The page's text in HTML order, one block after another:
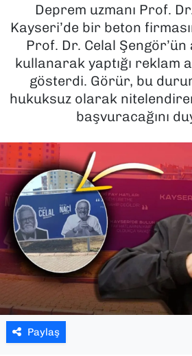
Deprem uzmanı Prof.
Kayseri’de bir beton
Prof. Dr. Celal Şengör’ün
kullanarak yaptığı reklam
gösterdi. Görür, bu
hukuksuz olarak
başvuracağını
Paylaş
MAGAZİN
POLİTİKA
SAĞLIK
TEKNOLOJİ
YAŞAM
YEREL YÖNETİMLER
Haber Arşivi